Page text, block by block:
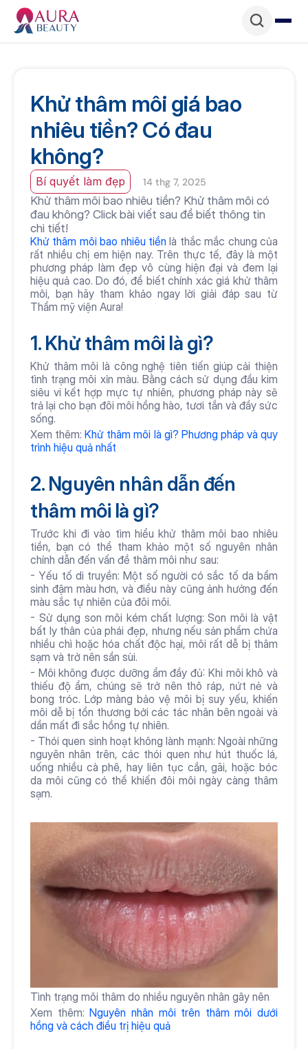
Khử thâm môi giá bao
nhiêu tiền? Có đau
không?
Bí quyết làm đẹp 14 thg 7, 2025
Khử thâm môi bao nhiêu tiền? Khử thâm môi có
đau không? Click bài viết sau để biết thông tin
chi tiết!
Khử thâm môi bao nhiêu tiền là thắc mắc chung của
rất nhiều chị em hiện nay. Trên thực tế, đây là một
phương pháp làm đẹp vô cùng hiện đại và đem lại
hiệu quả cao. Do đó, để biết chính xác giá khử thâm
môi, bạn hãy tham khảo ngay lời giải đáp sau từ
Thẩm mỹ viện Aura!
1. Khử thâm môi là gì?
Khử thâm môi là công nghệ tiên tiến giúp cải thiện
tình trạng môi xỉn màu. Bằng cách sử dụng đầu kim
siêu vi kết hợp mực tự nhiên, phương pháp này sẽ
trả lại cho bạn đôi môi hồng hào, tươi tắn và đầy sức
sống.
Xem thêm: Khử thâm môi là gì? Phương pháp và quy
trình hiệu quả nhất
2. Nguyên nhân dẫn đến
thâm môi là gì?
Trước khi đi vào tìm hiểu khử thâm môi bao nhiêu
tiền, bạn có thể tham khảo một số nguyên nhân
chính dẫn đến vấn đề thâm môi như sau:
- Yếu tố di truyền: Một số người có sắc tố da bẩm
sinh đậm màu hơn, và điều này cũng ảnh hưởng đến
màu sắc tự nhiên của đôi môi.
- Sử dụng son môi kém chất lượng: Son môi là vật
bất ly thân của phái đẹp, nhưng nếu sản phẩm chứa
nhiều chì hoặc hóa chất độc hại, môi rất dễ bị thâm
sạm và trở nên sần sùi.
- Môi không được dưỡng ẩm đầy đủ: Khi môi khô và
thiếu độ ẩm, chúng sẽ trở nên thô ráp, nứt nẻ và
bong tróc. Lớp màng bảo vệ môi bị suy yếu, khiến
môi dễ bị tổn thương bởi các tác nhân bên ngoài và
dần mất đi sắc hồng tự nhiên.
- Thói quen sinh hoạt không lành mạnh: Ngoài những
nguyên nhân trên, các thói quen như hút thuốc lá,
uống nhiều cà phê, hay liên tục cắn, gãi, hoặc bóc
da môi cũng có thể khiến đôi môi ngày càng thâm
sạm.
Tình trạng môi thâm do nhiều nguyên nhân gây nên
Xem thêm: Nguyên nhân môi trên thâm môi dưới
hồng và cách điều trị hiệu quả